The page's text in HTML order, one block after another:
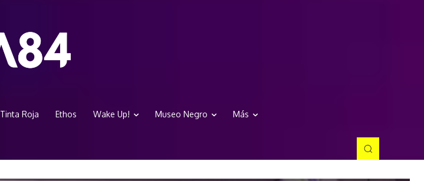
Tinta Roja Ethos Wake Up! Museo Negro Más